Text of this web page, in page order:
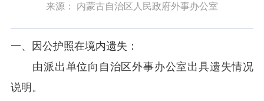
来源： 内蒙古自治区人民政府外事办公室
一、因公护照在境内遗失：
由派出单位向自治区外事办公室出具遗失情况
说明。